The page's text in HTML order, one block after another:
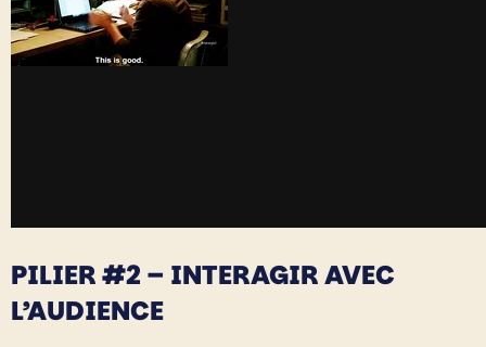
PILIER #2 – INTERAGIR AVEC
L’AUDIENCE